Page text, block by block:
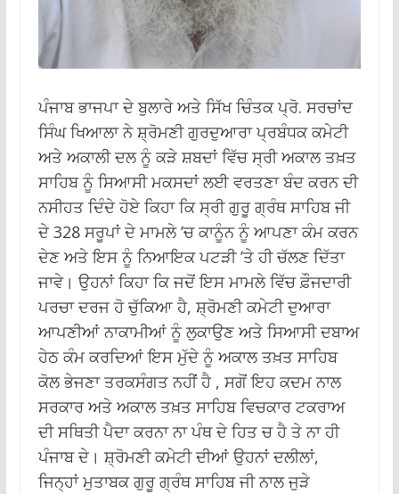
ਪੰਜਾਬ ਭਾਜਪਾ ਦੇ ਬੁਲਾਰੇ ਅਤੇ ਸਿੱਖ ਚਿੰਤਕ ਪ੍ਰੋ. ਸਰਚਾਂਦ
ਸਿੰਘ ਖਿਆਲਾ ਨੇ ਸ਼੍ਰੋਮਣੀ ਗੁਰਦੁਆਰਾ ਪ੍ਰਬੰਧਕ ਕਮੇਟੀ
ਅਤੇ ਅਕਾਲੀ ਦਲ ਨੂੰ ਕੜੇ ਸ਼ਬਦਾਂ ਵਿੱਚ ਸ੍ਰੀ ਅਕਾਲ ਤਖ਼ਤ
ਸਾਹਿਬ ਨੂੰ ਸਿਆਸੀ ਮਕਸਦਾਂ ਲਈ ਵਰਤਣਾ ਬੰਦ ਕਰਨ ਦੀ
ਨਸੀਹਤ ਦਿੰਦੇ ਹੋਏ ਕਿਹਾ ਕਿ ਸ੍ਰੀ ਗੁਰੂ ਗ੍ਰੰਥ ਸਾਹਿਬ ਜੀ
ਦੇ 328 ਸਰੂਪਾਂ ਦੇ ਮਾਮਲੇ ’ਚ ਕਾਨੂੰਨ ਨੂੰ ਆਪਣਾ ਕੰਮ ਕਰਨ
ਦੇਣ ਅਤੇ ਇਸ ਨੂੰ ਨਿਆਇਕ ਪਟੜੀ ’ਤੇ ਹੀ ਚੱਲਣ ਦਿੱਤਾ
ਜਾਵੇ। ਉਹਨਾਂ ਕਿਹਾ ਕਿ ਜਦੋਂ ਇਸ ਮਾਮਲੇ ਵਿੱਚ ਫ਼ੌਜਦਾਰੀ
ਪਰਚਾ ਦਰਜ ਹੋ ਚੁੱਕਿਆ ਹੈ, ਸ਼੍ਰੋਮਣੀ ਕਮੇਟੀ ਦੁਆਰਾ
ਆਪਣੀਆਂ ਨਾਕਾਮੀਆਂ ਨੂੰ ਲੁਕਾਉਣ ਅਤੇ ਸਿਆਸੀ ਦਬਾਅ
ਹੇਠ ਕੰਮ ਕਰਦਿਆਂ ਇਸ ਮੁੱਦੇ ਨੂੰ ਅਕਾਲ ਤਖ਼ਤ ਸਾਹਿਬ
ਕੋਲ ਭੇਜਣਾ ਤਰਕਸੰਗਤ ਨਹੀਂ ਹੈ , ਸਗੋਂ ਇਹ ਕਦਮ ਨਾਲ
ਸਰਕਾਰ ਅਤੇ ਅਕਾਲ ਤਖ਼ਤ ਸਾਹਿਬ ਵਿਚਕਾਰ ਟਕਰਾਅ
ਦੀ ਸਥਿਤੀ ਪੈਦਾ ਕਰਨਾ ਨਾ ਪੰਥ ਦੇ ਹਿਤ ਚ ਹੈ ਤੇ ਨਾ ਹੀ
ਪੰਜਾਬ ਦੇ। ਸ਼੍ਰੋਮਣੀ ਕਮੇਟੀ ਦੀਆਂ ਉਹਨਾਂ ਦਲੀਲਾਂ,
ਜਿਨ੍ਹਾਂ ਮੁਤਾਬਕ ਗੁਰੂ ਗ੍ਰੰਥ ਸਾਹਿਬ ਜੀ ਨਾਲ ਜੁੜੇ